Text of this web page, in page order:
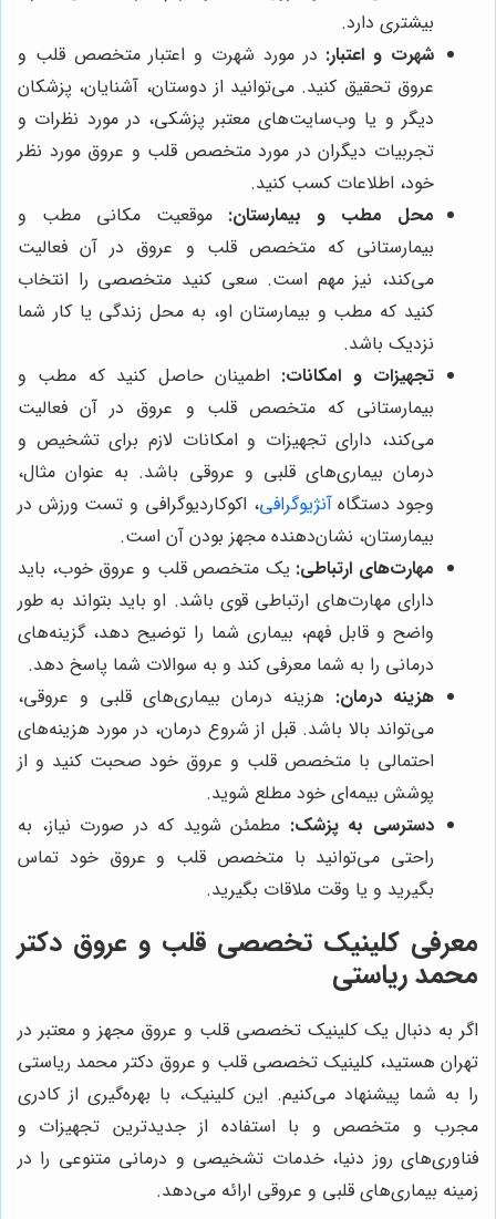
بیشتری دارد.
شهرت و اعتبار: در مورد شهرت و اعتبار متخصص قلب و
عروق تحقیق کنید. می‌توانید از دوستان، آشنایان، پزشکان
دیگر و یا وب‌سایت‌های معتبر پزشکی، در مورد نظرات و
تجربیات دیگران در مورد متخصص قلب و عروق مورد نظر
خود، اطلاعات کسب کنید.
محل مطب و بیمارستان: موقعیت مکانی مطب و
بیمارستانی که متخصص قلب و عروق در آن فعالیت
می‌کند، نیز مهم است. سعی کنید متخصصی را انتخاب
کنید که مطب و بیمارستان او، به محل زندگی یا کار شما
نزدیک باشد.
تجهیزات و امکانات: اطمینان حاصل کنید که مطب و
بیمارستانی که متخصص قلب و عروق در آن فعالیت
می‌کند، دارای تجهیزات و امکانات لازم برای تشخیص و
درمان بیماری‌های قلبی و عروقی باشد. به عنوان مثال،
وجود دستگاهآنژیوگرافی، اکوکاردیوگرافی و تست ورزش در
بیمارستان، نشان‌دهنده مجهز بودن آن است.
مهارت‌های ارتباطی: یک متخصص قلب و عروق خوب، باید
دارای مهارت‌های ارتباطی قوی باشد. او باید بتواند به طور
واضح و قابل فهم، بیماری شما را توضیح دهد، گزینه‌های
درمانی را به شما معرفی کند و به سوالات شما پاسخ دهد.
هزینه درمان: هزینه درمان بیماری‌های قلبی و عروقی،
می‌تواند بالا باشد. قبل از شروع درمان، در مورد هزینه‌های
احتمالی با متخصص قلب و عروق خود صحبت کنید و از
پوشش بیمه‌ای خود مطلع شوید.
دسترسی به پزشک: مطمئن شوید که در صورت نیاز، به
راحتی می‌توانید با متخصص قلب و عروق خود تماس
بگیرید و یا وقت ملاقات بگیرید.
معرفی کلینیک تخصصی قلب و عروق دکتر
محمد ریاستی
اگر به دنبال یک کلینیک تخصصی قلب و عروق مجهز و معتبر در
تهران هستید، کلینیک تخصصی قلب و عروق دکتر محمد ریاستی
را به شما پیشنهاد می‌کنیم. این کلینیک، با بهره‌گیری از کادری
مجرب و متخصص و با استفاده از جدیدترین تجهیزات و
فناوری‌های روز دنیا، خدمات تشخیصی و درمانی متنوعی را در
زمینه بیماری‌های قلبی و عروقی ارائه می‌دهد.